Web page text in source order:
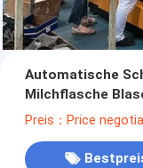
Automatische
Milchflasche
Preis：Price